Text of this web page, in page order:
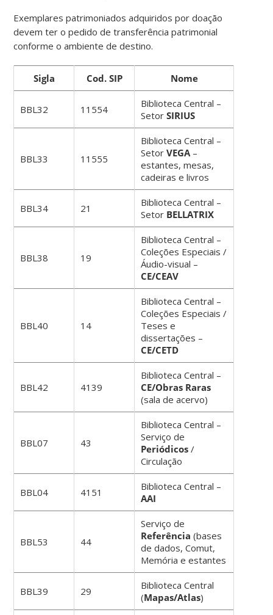
Exemplares patrimoniados adquiridos por doação
devem ter o pedido de transferência patrimonial
conforme o ambiente de destino.
Sigla Cod. SIP Nome
BBL32 11554
Biblioteca Central –
SetorSIRIUS
BBL33 11555
Biblioteca Central –
SetorVEGA –
estantes, mesas,
cadeiras e livros
BBL34 21
Biblioteca Central –
Setor BELLATRIX
BBL38 19
Biblioteca Central –
Coleções Especiais /
Áudio-visual –
CE/CEAV
BBL40 14
Biblioteca Central –
Coleções Especiais /
Teses e
dissertações –
CE/CETD
BBL42 4139
Biblioteca Central –
CE/Obras Raras
(sala de acervo)
BBL07 43
Biblioteca Central –
Serviço de
Periódicos /
Circulação
BBL04 4151
Biblioteca Central –
AAI
BBL53 44
Serviço de
Referência (bases
de dados, Comut,
Memória e estantes
BBL39 29
Biblioteca Central
(Mapas/Atlas)